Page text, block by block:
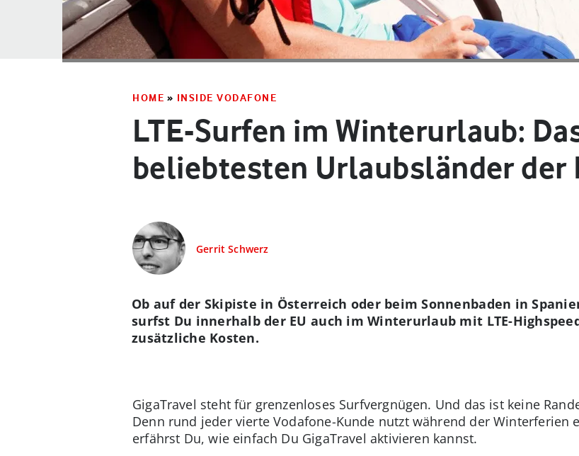
HOME » INSIDE VODAFONE
LTE-Surfen im Winterurlaub:
beliebtesten Urlaubsländer der
Gerrit Schwerz
Ob auf der Skipiste in Österreich oder beim Sonnenbaden in
surfst Du innerhalb der EU auch im Winterurlaub mit LTE-
zusätzliche Kosten.
GigaTravel steht für grenzenloses Surfvergnügen. Und das ist keine
Denn rund jeder vierte Vodafone-Kunde nutzt während der Winterferien
erfährst Du, wie einfach Du GigaTravel aktivieren kannst.